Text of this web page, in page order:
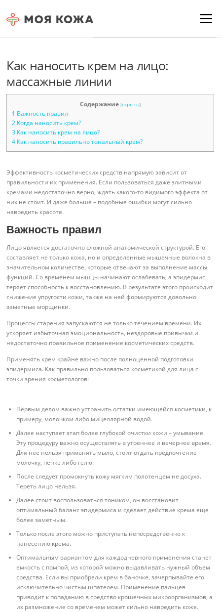
Menu
Как наносить крем на лицо:
массажные линии
Содержание [скрыть]
1 Важность правил
2 Когда наносить крем?
3 Как наносить крем на лицо?
4 Как наносить правильно тональный крем?
Эффективность косметических средств напрямую зависит от
правильности их применения. Если пользоваться даже элитными
кремами недостаточно верно, ждать какого-то видимого эффекта от
них не стоит. И даже больше – подобные ошибки могут сильно
навредить красоте.
Важность правил
Лицо является достаточно сложной анатомической структурой. Его
составляет не только кожа, но и определенные мышечные волокна в
значительном количестве, которые отвечают за выполнение массы
функций. Со временем мышцы начинают ослабевать, а эпидермис
теряет способность к восстановлению. В результате этого происходит
снижение упругости кожи, также на ней формируются довольно
заметные морщинки.
Процессы старения запускаются не только течением времени. Их
ускоряет избыточная эмоциональность, нездоровые привычки и
недостаточно правильное применение косметических средств.
Применять крем крайне важно после полноценной подготовки
эпидермиса. Как правильно пользоваться косметикой для лица с
точки зрения косметологов:
Первым делом важно устранить остатки имеющейся косметики, к
примеру, молочком либо мицеллярной водой.
Далее наступает этап более глубокой очистки кожи – умывание.
Эту процедуру важно осуществлять в утреннее и вечернее время.
Для нее нельзя применять мыло, стоит отдать предпочтение
молочку, пенке либо гелю.
После следует промокнуть кожу мягким полотенцем не досуха.
Тереть лицо нельзя.
Далее стоит воспользоваться тоником, он восстановит
оптимальный баланс эпидермиса и сделает действие крема еще
более заметным.
Только после этого можно приступать непосредственно к
нанесению крема.
Оптимальным вариантом для каждодневного применения станет
емкость с помпой, из которой можно выдавливать нужный объем
средства. Если вы приобрели крем в баночке, зачерпывайте его
исключительно чистым шпателем. Применение пальцев
приводит к попаданию в средство крошечных микроорганизмов, а
их размножение со временем может сильно навредить коже.
Для любых предложений по